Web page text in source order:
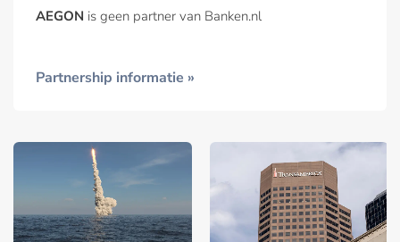
AEGON is geen partner van Banken.nl
Partnership informatie »